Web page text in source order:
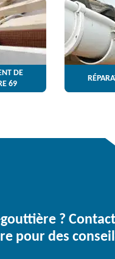
DE
69
?
pour des